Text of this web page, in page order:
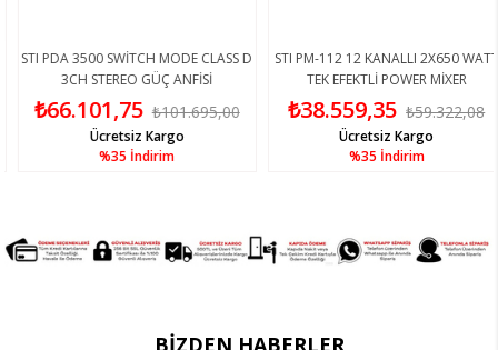
STI PDA 3500 SWİTCH MODE CLASS D
3CH STEREO GÜÇ ANFİSİ
₺66.101,75 ₺101.695,00
%35İndirim
Ücretsiz Kargo
STI PM-112 12 KANALLI 2X650 WATT
TEK EFEKTLİ POWER MİXER
₺38.559,35 ₺59.322,08
%35İndirim
Ücretsiz Kargo
BIZDEN HABERLER